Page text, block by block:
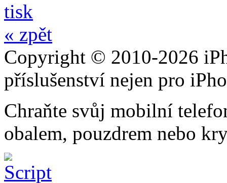
tisk
« zpět
Copyright © 2010-2026
příslušenství nejen pro
Chraňte svůj mobilní
obalem, pouzdrem nebo